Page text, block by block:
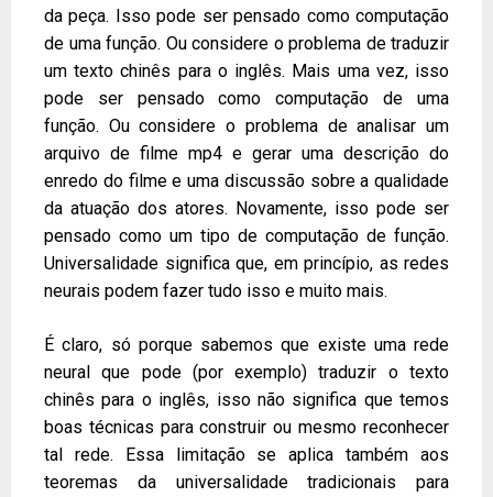
da peça. Isso pode ser pensado como computação
de uma função. Ou considere o problema de traduzir
um texto chinês para o inglês. Mais uma vez, isso
pode ser pensado como computação de uma
função. Ou considere o problema de analisar um
arquivo de filme mp4 e gerar uma descrição do
enredo do filme e uma discussão sobre a qualidade
da atuação dos atores. Novamente, isso pode ser
pensado como um tipo de computação de função.
Universalidade significa que, em princípio, as redes
neurais podem fazer tudo isso e muito mais.
É claro, só porque sabemos que existe uma rede
neural que pode (por exemplo) traduzir o texto
chinês para o inglês, isso não significa que temos
boas técnicas para construir ou mesmo reconhecer
tal rede. Essa limitação se aplica também aos
teoremas da universalidade tradicionais para